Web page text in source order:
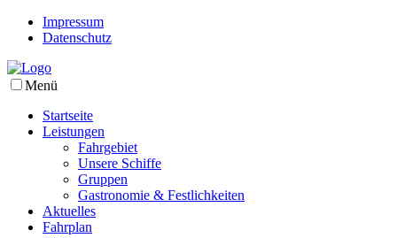
Impressum
Datenschutz
Menü
Startseite
Leistungen
Fahrgebiet
Unsere Schiffe
Gruppen
Gastronomie & Festlichkeiten
Aktuelles
Fahrplan